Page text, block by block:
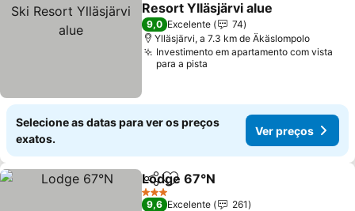
Resort Ylläsjärvi alue
Ver preços
9,0 Excelente
74
Ylläsjärvi, a 7.3 km de Äkäslompolo
Investimento em apartamento com vista
para a pista
Selecione as datas para ver os preços
exatos.
Ver preços
PartilharAdicionar aos favoritos
Lodge 67°N
3 Estrelas
9,6 Excelente
261